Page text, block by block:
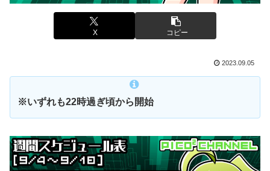
X コピー
2023.09.05
※いずれも22時過ぎ頃から開始